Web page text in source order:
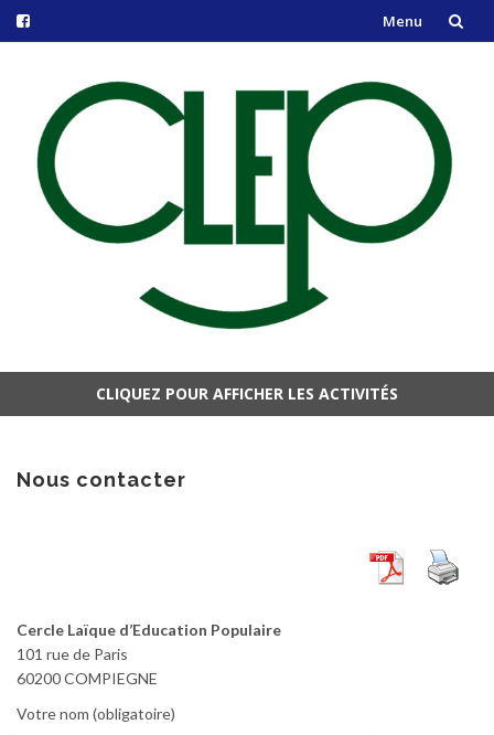
Menu
contenu
CLIQUEZ POUR AFFICHER LES ACTIVITÉS
contenu
Nous contacter
Cercle Laïque d’Education Populaire
101 rue de Paris
60200 COMPIEGNE
Votre nom (obligatoire)